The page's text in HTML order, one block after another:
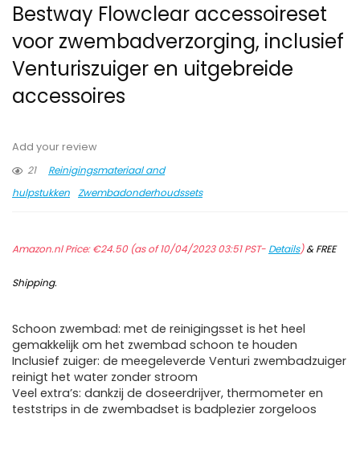
Bestway Flowclear accessoireset
voor zwembadverzorging, inclusief
Venturiszuiger en uitgebreide
accessoires
Add your review
21
Reinigingsmateriaal and
hulpstukken Zwembadonderhoudssets
Amazon.nl Price:€24.50(as of 10/04/2023 03:51 PST- Details)&FREE
Shipping.
Schoon zwembad: met de reinigingsset is het heel
gemakkelijk om het zwembad schoon te houden
Inclusief zuiger: de meegeleverde Venturi zwembadzuiger
reinigt het water zonder stroom
Veel extra’s: dankzij de doseerdrijver, thermometer en
teststrips in de zwembadset is badplezier zorgeloos